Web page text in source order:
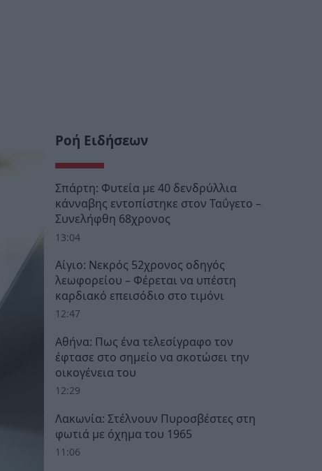
Ροή Ειδήσεων
Σπάρτη: Φυτεία με 40 δενδρύλλια
κάνναβης εντοπίστηκε στον Ταΰγετο –
Συνελήφθη 68χρονος
13:04
Αίγιο: Νεκρός 52χρονος οδηγός
λεωφορείου – Φέρεται να υπέστη
καρδιακό επεισόδιο στο τιμόνι
12:47
Αθήνα: Πως ένα τελεσίγραφο τον
έφτασε στο σημείο να σκοτώσει την
οικογένεια του
12:29
Λακωνία: Στέλνουν Πυροσβέστες στη
φωτιά με όχημα του 1965
11:06